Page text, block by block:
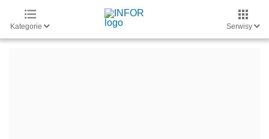
Kategorie Serwisy